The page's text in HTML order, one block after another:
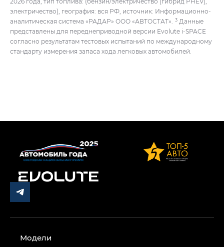
электричество), география: вся РФ, источник: Информационно-
аналитическая система «РАДАР» ООО «АВТОСТАТ». 3 Данные
представлены для переднеприводной версии Evolute i‑SPACE
согласно результатам тестовых испытаний по международному
стандарту измерения запаса хода легковых автомобилей.
Модели